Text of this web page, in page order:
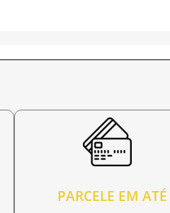
PARCELE EM ATÉ